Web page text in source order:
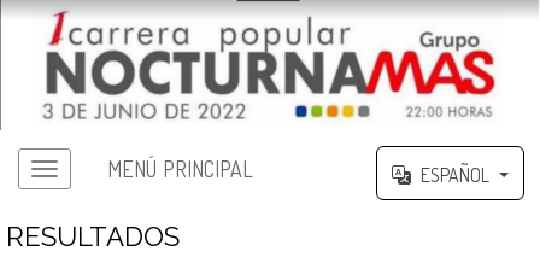
MENÚ PRINCIPAL ESPAÑOL
RESULTADOS